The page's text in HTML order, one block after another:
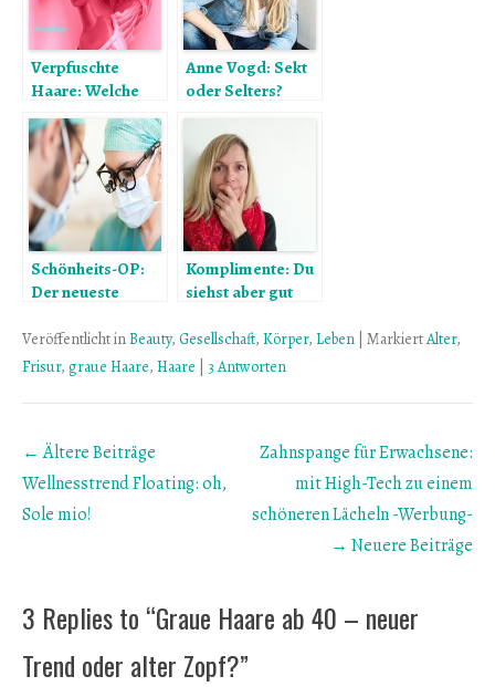
Verpfuschte
Haare: Welche
Produkte helfen
jetzt?
Anne Vogd: Sekt
oder Selters?
Tofu oder Torte?
Fatboy oder
Fatburner
Schönheits-OP:
Der neueste
Pokerface
Komplimente: Du
siehst aber gut
Veröffentlicht inBeauty, Gesellschaft, Körper, Leben MarkiertAlter,
Frisur, graue Haare, Haare 3 Antworten
Beitrags
Übersicht
← Ältere Beiträge
Wellnesstrend Floating: oh,
Sole mio!
Zahnspange für Erwachsene:
mit High-Tech zu einem
schöneren Lächeln -Werbung-
→ Neuere Beiträge
3 Replies to “Graue Haare ab 40 – neuer
Trend oder alter Zopf?”